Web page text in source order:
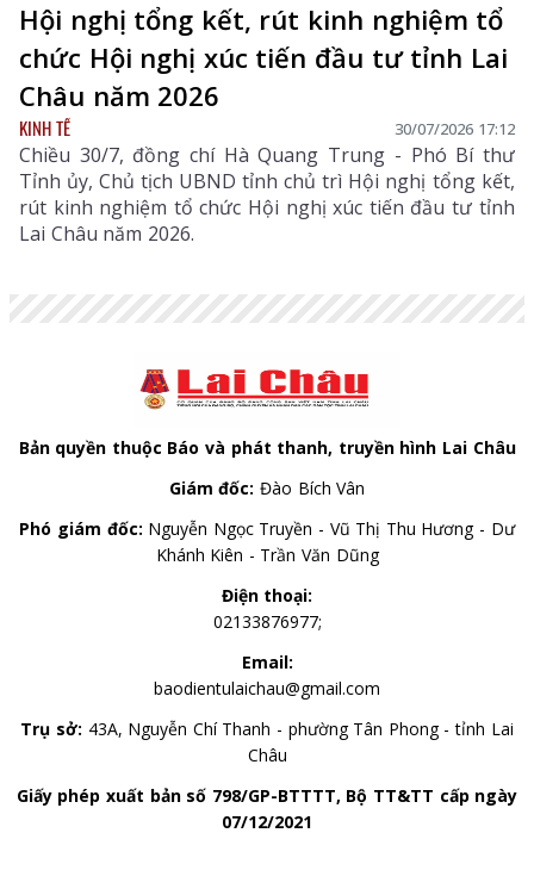
Hội nghị tổng kết, rút kinh nghiệm tổ
chức Hội nghị xúc tiến đầu tư tỉnh Lai
Châu năm 2026
KINH TẾ 30/07/2026 17:12
Chiều 30/7, đồng chí Hà Quang Trung - Phó Bí thư
Tỉnh ủy, Chủ tịch UBND tỉnh chủ trì Hội nghị tổng kết,
rút kinh nghiệm tổ chức Hội nghị xúc tiến đầu tư tỉnh
Lai Châu năm 2026.
Bản quyền thuộc Báo và phát thanh, truyền hình Lai Châu
Giám đốc: Đào Bích Vân
Phó giám đốc: Nguyễn Ngọc Truyền - Vũ Thị Thu Hương - Dư
Khánh Kiên - Trần Văn Dũng
Điện thoại:
02133876977;
Email:
baodientulaichau@gmail.com
Trụ sở: 43A, Nguyễn Chí Thanh - phường Tân Phong - tỉnh Lai
Châu
Giấy phép xuất bản số 798/GP-BTTTT, Bộ TT&TT cấp ngày
07/12/2021